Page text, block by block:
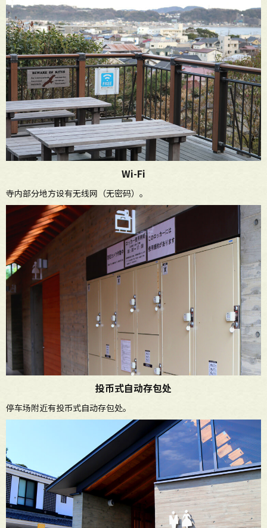
Wi-Fi
寺内部分地方设有无线网（无密码）。
投币式自动存包处
停车场附近有投币式自动存包处。